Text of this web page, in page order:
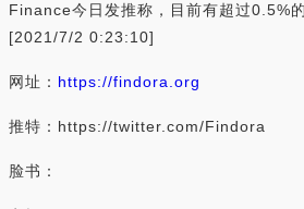
Finance今日发推称，目前有超过0.5%
[2021/7/2 0:23:10]
网址： https://findora.org
推特：https://twitter.com/Findora
脸书：